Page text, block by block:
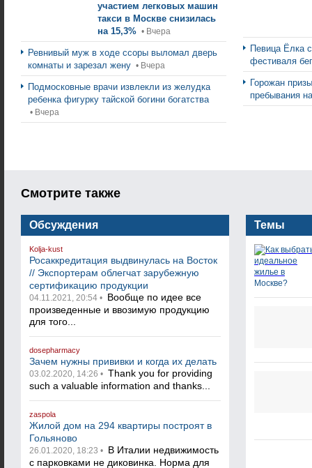
участием легковых машин
такси в Москве снизилась
на 15,3% • Вчера
Ревнивый муж в ходе ссоры выломал дверь
комнаты и зарезал жену • Вчера
Подмосковные врачи извлекли из желудка
ребенка фигурку тайской богини богатства
• Вчера
Певица Ёлка
фестиваля
Горожан
пребывания
Смотрите также
Обсуждения
Kolja-kust
Росаккредитация выдвинулась на Восток
// Экспортерам облегчат зарубежную
сертификацию продукции
04.11.2021, 20:54 • Вообще по идее все
произведенные и ввозимую продукцию
для того...
dosepharmacy
Зачем нужны прививки и когда их делать
03.02.2020, 14:26 • Thank you for providing
such a valuable information and thanks...
zaspola
Жилой дом на 294 квартиры построят в
Гольяново
26.01.2020, 18:23 • В Италии недвижимость
с парковками не диковинка. Норма для
Темы